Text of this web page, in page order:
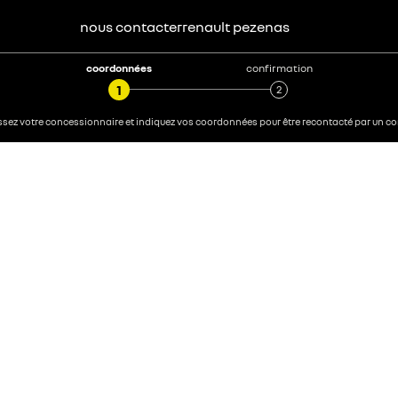
nous contacterrenault pezenas
coordonnées confirmation
votre concessionnaire et indiquez vos coordonnées pour être recontacté par un